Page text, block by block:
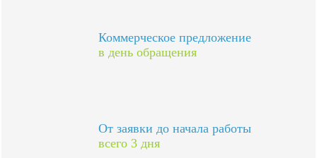
Коммерческое предложение
в день обращения
От заявки до начала работы
всего 3 дня